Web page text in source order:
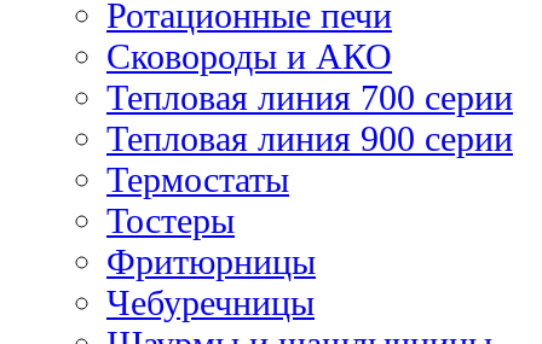
Ротационные печи
Сковороды и АКО
Тепловая линия 700 серии
Тепловая линия 900 серии
Термостаты
Тостеры
Фритюрницы
Чебуречницы